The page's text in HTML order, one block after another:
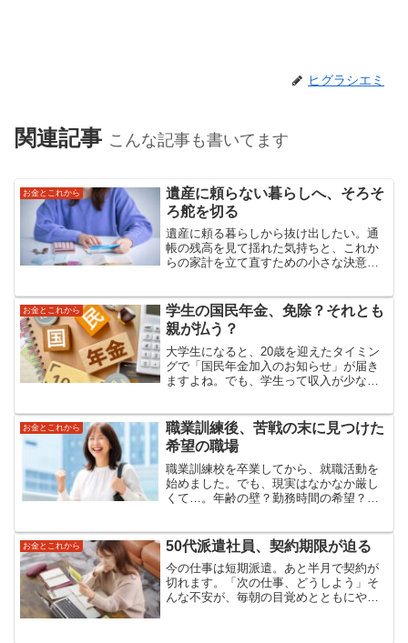
ヒグラシエミ
関連記事 こんな記事も書いてます
お金とこれから
遺産に頼らない暮らしへ、そろそ
ろ舵を切る
遺産に頼る暮らしから抜け出したい。通
帳の残高を見て揺れた気持ちと、これか
らの家計を立て直すための小さな決意を
お金とこれから
学生の国民年金、免除？それとも
親が払う？
大学生になると、20歳を迎えたタイミン
グで「国民年金加入のお知らせ」が届き
ますよね。でも、学生って収入が少ない
でしょうか。わが家でも、長男が20歳を
迎えたときにこの問題に直...
お金とこれから
職業訓練後、苦戦の末に見つけた
希望の職場
職業訓練校を卒業してから、就職活動を
始めました。でも、現実はなかなか厳し
くて…。年齢の壁？勤務時間の希望？理
お祈りの連続。「もうダメかも」と思い
始めた頃、やっとご縁のあ...
お金とこれから 50代派遣社員、契約期限が迫る
今の仕事は短期派遣。あと半月で契約が
切れます。「次の仕事、どうしよう」そ
んな不安が、毎朝の目覚めとともにやっ